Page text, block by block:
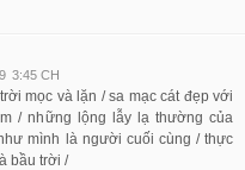
3:45 CH
mọc và lặn / sa mạc cát đẹp với
/ những lộng lẫy lạ thường của
mình là người cuối cùng / thực
bầu trời /